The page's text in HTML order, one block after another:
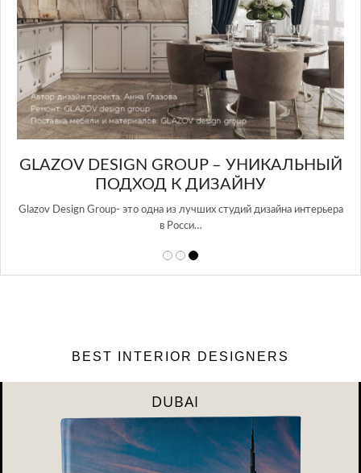
GLAZOV DESIGN GROUP – УНИКАЛЬНЫЙ
ПОДХОД К ДИЗАЙНУ
Glazov Design Group- это одна из лучших студий дизайна интерьера
в Росси…
BEST INTERIOR DESIGNERS
DUBAI